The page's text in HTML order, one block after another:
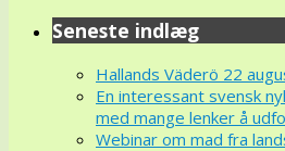
Seneste indlæg
Hallands Väderö 22
En interessant svensk
med mange lenker å
Webinar om mad fra